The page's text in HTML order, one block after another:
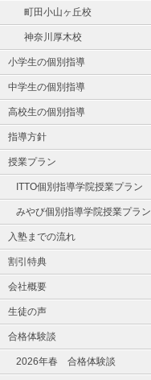
町田小山ヶ丘校
神奈川厚木校
小学生の個別指導
中学生の個別指導
高校生の個別指導
指導方針
授業プラン
ITTO個別指導学院授業プラン
みやび個別指導学院授業プラン
入塾までの流れ
割引特典
会社概要
生徒の声
合格体験談
2026年春 合格体験談